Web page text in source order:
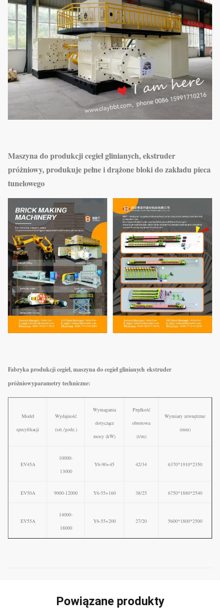
Maszyna do produkcji cegieł glinianych, ekstruder
próżniowy, produkuje pełne i drążone bloki do zakładu pieca
tunelowego
Fabryka produkcji cegieł, maszyna do cegieł glinianych ekstruder
próżniowyparametry techniczne:
Model
specyfikacji
Wydajność
(szt./godz.)
Wymagania
dotyczące
mocy (kW)
Prędkość
obrotowa
(t/m)
Wymiary zewnętrzne
(mm)
EV45A
10000-
13000
Y6-90+45 42/34 6370*1910*2350
EV50A 9000-12000 Y6-55+160 38/25 6750*1880*2540
EV55A
14000-
18000
Y6-55+200 27/20 5600*1800*2500
Powiązane produkty